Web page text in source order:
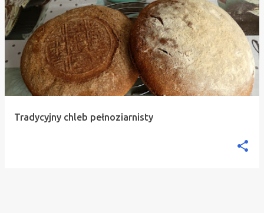
Tradycyjny chleb pełnoziarnisty